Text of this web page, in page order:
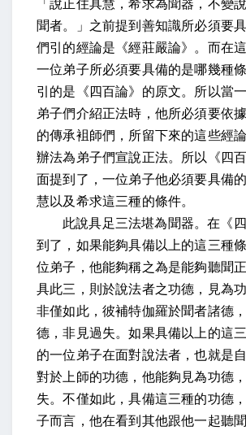
「說正住具慧，希求為聞器，不變
聞者。
」之前提到善知識所必須要
們引的經論是《經莊嚴論》。而在
一位弟子所必須要具備的是哪幾種
引的是《四百論》的原文。所以當
弟子們介紹正法時，他所必須要依
的傳承袓師們，所留下來的這些經
辦法為弟子們宣說正法。所以《四
面提到了，一位弟子他必須要具備
慧以及希求這三種的條件。
此說具足三法堪為聞器。在《
到了，如果能夠具備以上的這三種
位弟子，他能夠稱之為是能夠聽聞正
具此三，則於說法者之功德，見為
非僅如此，彼補特伽羅於聞者諸德
德，非見過失。如果具備以上的這
的一位弟子在面對說法者，也就是
對於上師的功德，他能夠見為功德
失。不僅如此，具備這三種的功德
子而言，他在看到其他跟他一起聽